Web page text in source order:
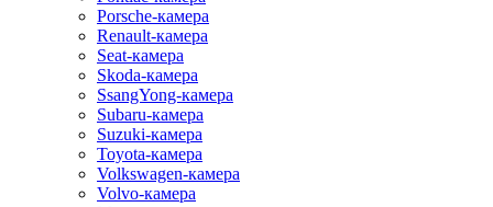
Porsche-камера
Renault-камера
Seat-камера
Skoda-камера
SsangYong-камера
Subaru-камера
Suzuki-камера
Toyota-камера
Volkswagen-камера
Volvo-камера